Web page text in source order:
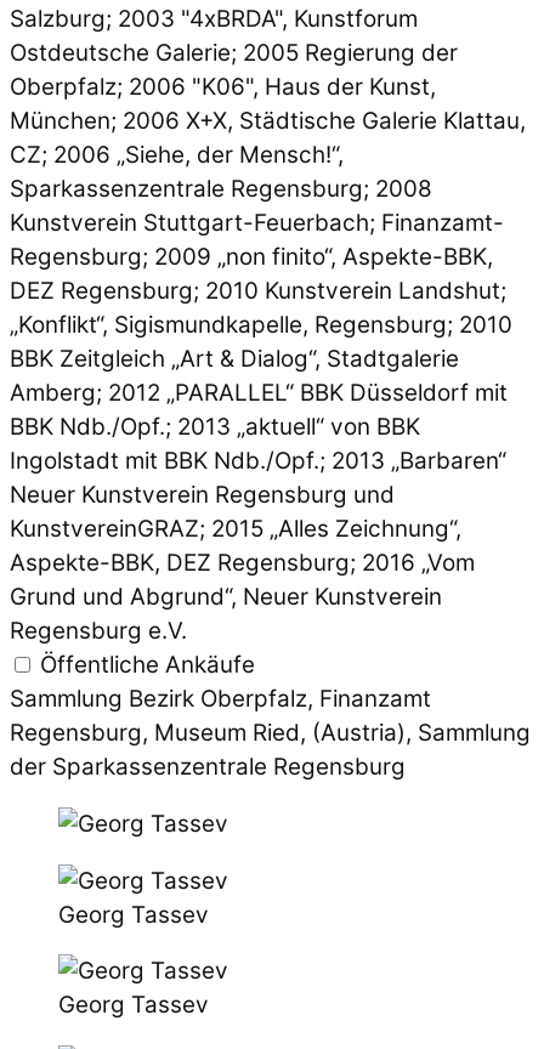
Salzburg; 2003 "4xBRDA", Kunstforum
Ostdeutsche Galerie; 2005 Regierung der
Oberpfalz; 2006 "K06", Haus der Kunst,
München; 2006 X+X, Städtische Galerie Klattau,
CZ; 2006 „Siehe, der Mensch!“,
Sparkassenzentrale Regensburg; 2008
Kunstverein Stuttgart-Feuerbach; Finanzamt-
Regensburg; 2009 „non finito“, Aspekte-BBK,
DEZ Regensburg; 2010 Kunstverein Landshut;
„Konflikt“, Sigismundkapelle, Regensburg; 2010
BBK Zeitgleich „Art & Dialog“, Stadtgalerie
Amberg; 2012 „PARALLEL“ BBK Düsseldorf mit
BBK Ndb./Opf.; 2013 „aktuell“ von BBK
Ingolstadt mit BBK Ndb./Opf.; 2013 „Barbaren“
Neuer Kunstverein Regensburg und
KunstvereinGRAZ; 2015 „Alles Zeichnung“,
Aspekte-BBK, DEZ Regensburg; 2016 „Vom
Grund und Abgrund“, Neuer Kunstverein
Regensburg e.V.
Öffentliche Ankäufe
Sammlung Bezirk Oberpfalz, Finanzamt
Regensburg, Museum Ried, (Austria), Sammlung
der Sparkassenzentrale Regensburg
Georg Tassev
Georg Tassev